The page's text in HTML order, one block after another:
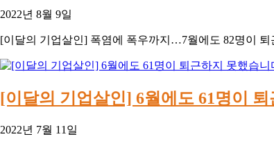
2022년 8월 9일
[이달의 기업살인] 폭염에 폭우까지…7월에도 82명이
[이달의 기업살인] 6월에도 61명이
2022년 7월 11일